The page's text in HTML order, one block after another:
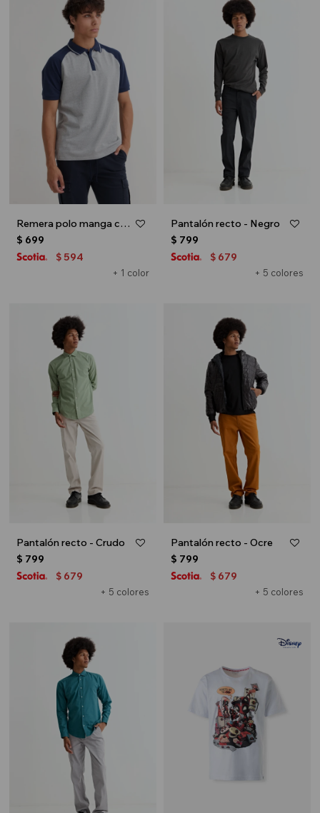
Remera polo manga corta combinada - Gris
+ 1 color
$ 699
$ 594
Pantalón recto - Negro
+ 5 colores
$ 799
$ 679
Pantalón recto - Crudo
+ 5 colores
$ 799
$ 679
Pantalón recto - Ocre
+ 5 colores
$ 799
$ 679